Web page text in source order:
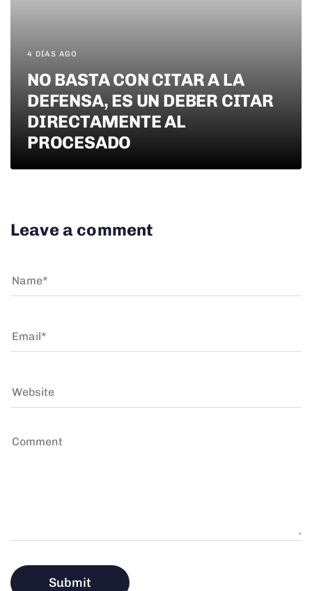
4 DÍAS AGO
NO BASTA CON CITAR A LA
DEFENSA, ES UN DEBER CITAR
DIRECTAMENTE AL
PROCESADO
Leave a comment